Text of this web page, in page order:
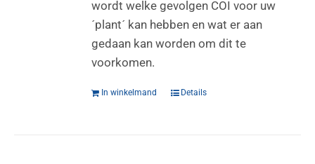
wordt welke gevolgen COI voor uw
´plant´ kan hebben en wat er aan
gedaan kan worden om dit te
voorkomen.
In winkelmand Details